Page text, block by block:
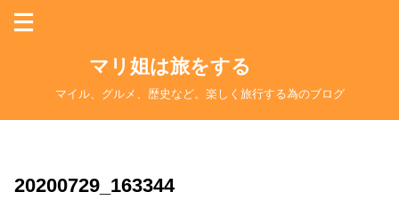
マリ姐は旅をする
マイル、グルメ、歴史など。楽しく旅行する為のブログ
20200729_163344